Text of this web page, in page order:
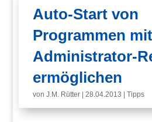
Auto-Start von
Programmen mit
Administrator-
ermöglichen
vonJ.M. Rütter |28.04.2013 |Tipps